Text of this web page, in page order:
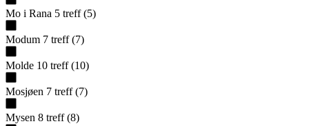
Mo i Rana 5 treff (5)
Modum 7 treff (7)
Molde 10 treff (10)
Mosjøen 7 treff (7)
Mysen 8 treff (8)